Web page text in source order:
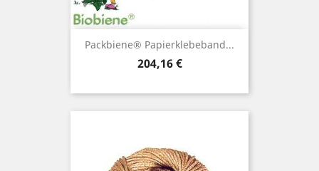
Packbiene® Papierklebeband...
Preis
204,16 €